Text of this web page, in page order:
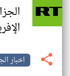
اخبار